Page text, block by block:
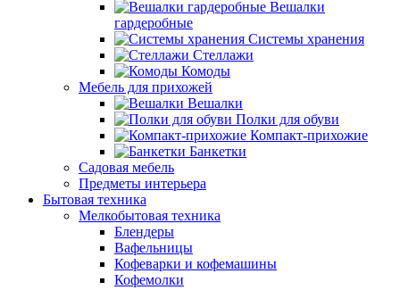
Вешалки
гардеробные
Системы хранения
Стеллажи
Комоды
Мебель для прихожей
Вешалки
Полки для обуви
Компакт-прихожие
Банкетки
Садовая мебель
Предметы интерьера
Бытовая техника
Мелкобытовая техника
Блендеры
Вафельницы
Кофеварки и кофемашины
Кофемолки